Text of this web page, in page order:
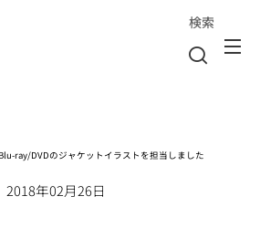
検索
ray/DVDのジャケットイラストを担当しました
2018年02月26日